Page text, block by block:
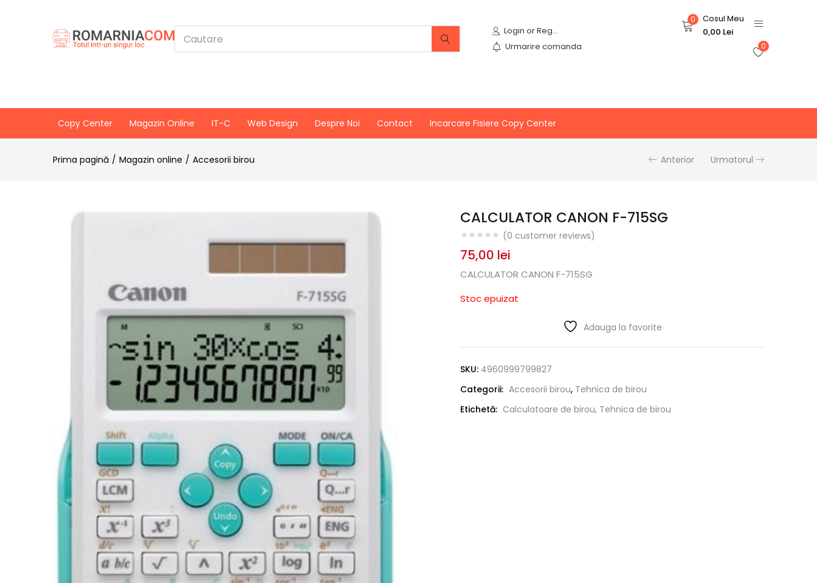
Login or Register
Urmarire comanda
0
Cosul Meu
0,00 Lei
0
Copy Center Magazin Online IT-C Web Design Despre Noi Contact Incarcare Fisiere Copy Center
Prima pagină Magazin online Accesorii birou Anterior Urmatorul
CALCULATOR CANON F-715SG
(0 customer reviews)
75,00 lei
CALCULATOR CANON F-715SG
Stoc epuizat
Adauga la favorite
SKU: 4960999799827
Categorii: Accesorii birou, Tehnica de birou
Etichetă: Calculatoare de birou, Tehnica de birou